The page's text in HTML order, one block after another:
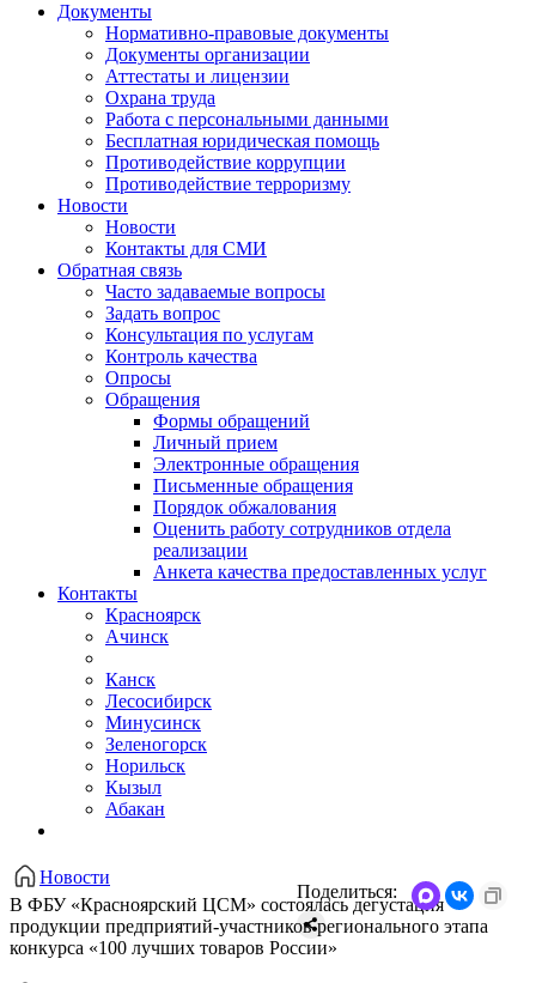
Документы
Нормативно-правовые документы
Документы организации
Аттестаты и лицензии
Охрана труда
Работа с персональными данными
Бесплатная юридическая помощь
Противодействие коррупции
Противодействие терроризму
Новости
Новости
Контакты для СМИ
Обратная связь
Часто задаваемые вопросы
Задать вопрос
Консультация по услугам
Контроль качества
Опросы
Обращения
Формы обращений
Личный прием
Электронные обращения
Письменные обращения
Порядок обжалования
Оценить работу сотрудников отдела
реализации
Анкета качества предоставленных услуг
Контакты
Красноярск
Ачинск
Канск
Лесосибирск
Минусинск
Зеленогорск
Норильск
Кызыл
Абакан
Новости
В ФБУ «Красноярский ЦСМ» состоялась дегустация
продукции предприятий-участников регионального этапа
конкурса «100 лучших товаров России»
Поделиться: